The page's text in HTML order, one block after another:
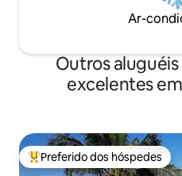
Ar-
Outros
excelentes
Entre os melhores preferidos
Preferido dos hóspedes